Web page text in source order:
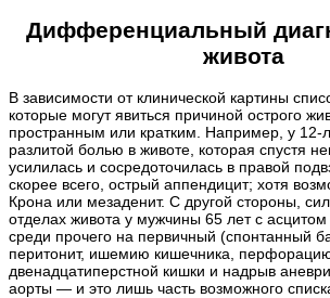
Дифференциальный
живота
В зависимости от клинической картины
которые могут явиться причиной острого
пространным или кратким. Например, у 12-
разлитой болью в животе, которая спустя
усилилась и сосредоточилась в правой
скорее всего, острый аппендицит; хотя
Крона или мезаденит. С другой стороны,
отделах живота у мужчины 65 лет с асцитом
среди прочего на первичный (спонтанный
перитонит, ишемию кишечника,
двенадцатиперстной кишки и надрыв
аорты — и это лишь часть возможного